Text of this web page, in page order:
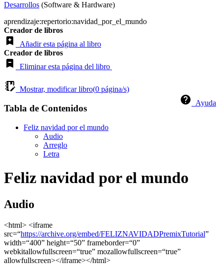
Desarrollos (Software & Hardware)
aprendizaje:repertorio:navidad_por_el_mundo
Creador de libros
Añadir esta página al libro
Creador de libros
Eliminar esta página del libro
Mostrar, modificar libro(0 página/s)
Ayuda
Tabla de Contenidos
Feliz navidad por el mundo
Audio
Arreglo
Letra
Feliz navidad por el mundo
Audio
<html> <iframe
src=“https://archive.org/embed/FELIZNAVIDADPremixTutorial”
width=“400” height=“50” frameborder=“0”
webkitallowfullscreen=“true” mozallowfullscreen=“true”
allowfullscreen></iframe></html>